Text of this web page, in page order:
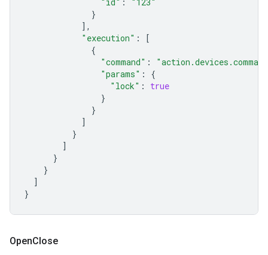
}
],
"execution" :
[
{
"command" :
"params" :
{
"lock" :
true
}
}
]
}
]
}
}
]
}
OpenClose